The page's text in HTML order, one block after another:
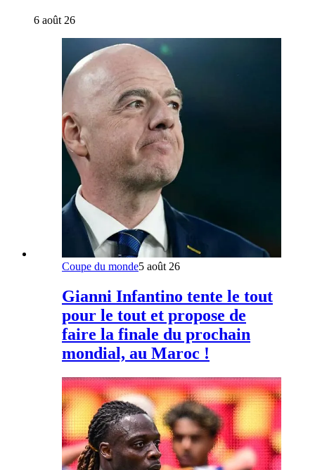
6 août 26
Coupe du monde5 août 26
Gianni Infantino tente le tout
pour le tout et propose de
faire la finale du prochain
mondial, au Maroc !